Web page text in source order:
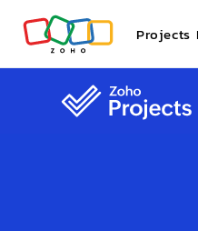
Projects